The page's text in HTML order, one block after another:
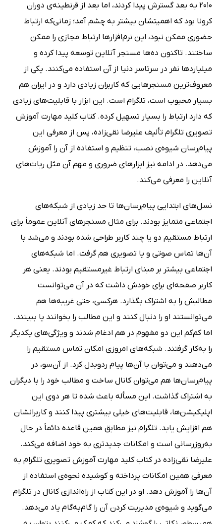
2010 به بعد گسترش پیدا کردند، اما بعد از قرنطینه‌ی دوران
کرونا بود که اهمیتشان بیشتر به چشم آمد؛ زمانی‌که ارتباط
حضوری ممکن نبود، این نرم‌افزارها ارتباط مجازی را ممکن
ساختند. تاکنون ده‌ها مسنجر آنلاین توسعه پیدا کرده و
میلیاردها نفر در سرتاسر دنیا از آن استفاده می‌کنند. یکی از
معروف‌ترین مسنجرهایی که کاربران زیادی دارد و در ایران هم
بسیار محبوب است، تلگرام است. این ابزار با قابلیت‌های زیادی
که دارد ارتباط را بسیار تسهیل کرده. کتاب کلید مهارت آموزش
تصویری تلگرام تألیف علیرضا نقی‌زاده، پس از معرفی این
پیام‌رسان شیوه‌ی نصب، تنظیم و استفاده از آن را آموزش
می‌دهد. در ادامه نیز ابزارهای ضروری و مهم آن مثل ربات‌های
آنلاین را معرفی می‌کند.
نسل‌های ابتدایی پیام‌رسان‌ها تا حد زیادی از شبکه‌های
اجتماعی متمایز بودند. برای مثال مسنجرهای آنلاین عموماً برای
ارتباط مستقیم دو یا چند کاربر طراحی شده بودند و می‌شد با
آن‌ها تماس صوتی و یا تصویری هم گرفت. اما شبکه‌های
اجتماعی بیشتر بر مبنای ارتباط غیرمستقیم بودند. یعنی هر
کاربر صفحه‌ای برای خودش داشت که در آن می‌توانست
مطالبش را به اشتراک بگذارد. هرکسی، حتی غریبه‌ها هم
می‌توانستند او را دنبال کنند و این مطالب را بخوانند یا ببینند.
اما کم‌کم این دو مفهوم در هم ادغام شدند و ویژگی‌های یکدیگر
را به‌کار گرفتند. شبکه‌های امروزی امکان تماس مستقیم را
می‌دهند و می‌توان با آن‌ها پیام ردوبدل کرد. از آن‌سو، در
پیام‌رسان‌ها هم می‌توان کانال ساخت و مطالب خود را با دیگران
به اشتراک گذاشت. این مسأله باعث شده تا هر دوی این
اپلیکیشن‌ها، قابلیت‌های خیلی بیشتری پیدا کنند و کاربرانشان
هم افزایش یابد. تلگرام نیز مطابق همین قاعده دائماً در حال
به‌روزرسانی است و امکانات جدیدتری به خود اضافه می‌کند.
علیرضا نقی‌زاده در کتاب کلید مهارت آموزش تصویری تلگرام به
معرفی همین امکانات پرداخته و کوشیده نحوه‌ی استفاده از
آن‌ها را آموزش دهد. او در این کتاب از راه‌اندازی کانال در تلگرام
می‌گوید و شیوه‌ی مدیریت کردن آن را گام‌به‌گام یاد می‌دهد.